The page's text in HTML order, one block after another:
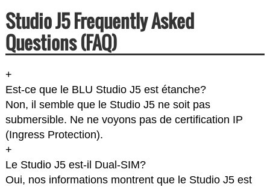
Studio J5 Frequently Asked
Questions (FAQ)
+
Est-ce que le BLU Studio J5 est étanche?
Non, il semble que le Studio J5 ne soit pas
submersible. Ne ne voyons pas de certification IP
(Ingress Protection).
+
Le Studio J5 est-il Dual-SIM?
Oui, nos informations montrent que le Studio J5 est